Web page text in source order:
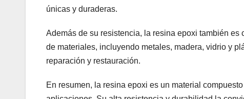
únicas y duraderas.
Además de su resistencia, la resina epoxi también
de materiales, incluyendo metales, madera, vidrio y
reparación y restauración.
En resumen, la resina epoxi es un material